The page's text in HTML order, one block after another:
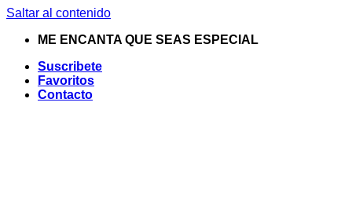
Saltar al contenido
ME ENCANTA QUE SEAS ESPECIAL
Suscribete
Favoritos
Contacto